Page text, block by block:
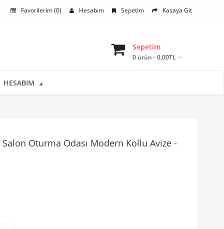
Favorilerim (0) Hesabım Sepetim Kasaya Git
Sepetim
0 ürün - 0,00TL
HESABIM
Salon Oturma Odası Modern Kollu Avize -